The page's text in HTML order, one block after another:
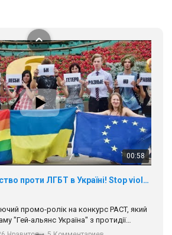
України.
гучніше!
00:58
Зупинимо насильство проти ЛГБТ в Україні! Stop violence against LGBT in Ukraine!
промо-ролік на конкурс PACT, який
"Гей-альянс Україна" з протидії
в Україні.